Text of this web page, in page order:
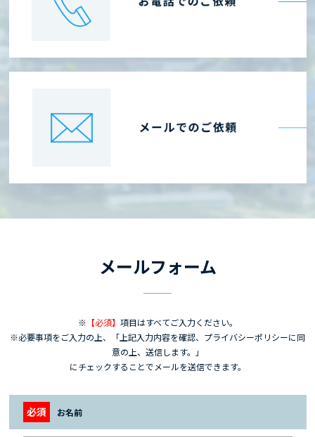
メールフォーム
※ 【必須】 項目はすべてご入力ください。
※必要事項をご入力の上、「上記入力内容を確認、プライバシーポリシーに同
意の上、送信します。」
にチェックすることでメールを送信できます。
お名前